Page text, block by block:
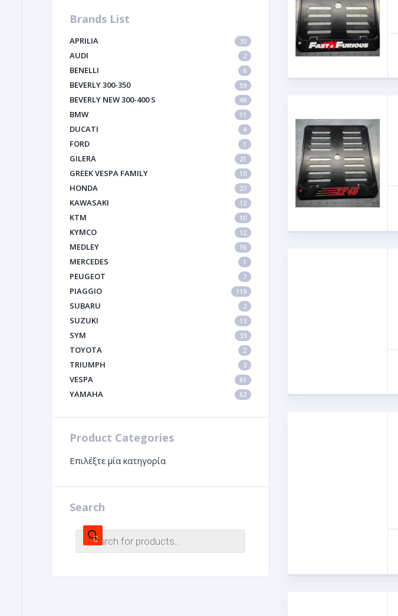
Brands List
APRILIA 30
AUDI 2
BENELLI 6
BEVERLY 300-350 59
BEVERLY NEW 300-400 S 48
BMW 11
DUCATI 4
FORD 1
GILERA 21
GREEK VESPA FAMILY 10
HONDA 27
KAWASAKI 12
KTM 10
KYMCO 12
MEDLEY 16
MERCEDES 1
PEUGEOT 7
PIAGGIO 119
SUBARU 2
SUZUKI 13
SYM 33
TOYOTA 2
TRIUMPH 3
VESPA 61
YAMAHA 62
Product Categories
Επιλέξτε μία κατηγορία
Search